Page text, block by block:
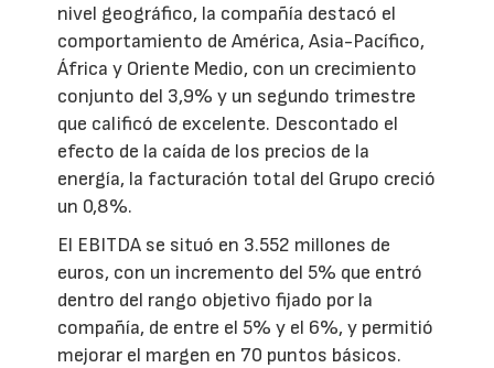
nivel geográfico, la compañía destacó el
comportamiento de América, Asia-Pacífico,
África y Oriente Medio, con un crecimiento
conjunto del 3,9% y un segundo trimestre
que calificó de excelente. Descontado el
efecto de la caída de los precios de la
energía, la facturación total del Grupo creció
un 0,8%.
El EBITDA se situó en 3.552 millones de
euros, con un incremento del 5% que entró
dentro del rango objetivo fijado por la
compañía, de entre el 5% y el 6%, y permitió
mejorar el margen en 70 puntos básicos.